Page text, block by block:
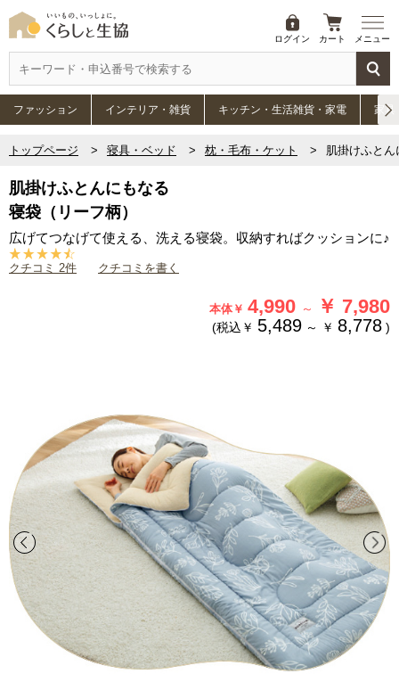
ログイン カート メニュー
ファッション インテリア・雑貨 キッチン・生活雑貨・家電 家具
トップページ 寝具・ベッド 枕・毛布・ケット 肌掛けふと
肌掛けふとんにもなる
寝袋（リーフ柄）
広げてつなげて使える、洗える寝袋。収納すればクッションに♪
クチコミ 2件 クチコミを書く
本体￥ 4,990 ～ ￥ 7,980
(税込￥ 5,489 ～ ￥ 8,778 )